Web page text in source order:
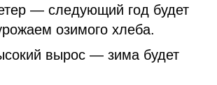
— следующий год будет
озимого хлеба.
вырос — зима будет